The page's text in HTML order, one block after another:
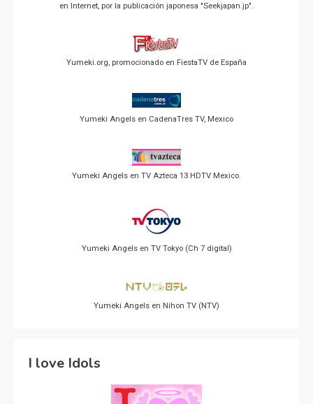
en Internet, por la publicación japonesa "Seekjapan.jp".
Yumeki.org, promocionado en FiestaTV de España
Yumeki Angels en CadenaTres TV, Mexico
Yumeki Angels en TV Azteca 13 HDTV Mexico.
Yumeki Angels en TV Tokyo (Ch 7 digital)
Yumeki Angels en Nihon TV (NTV)
I love Idols